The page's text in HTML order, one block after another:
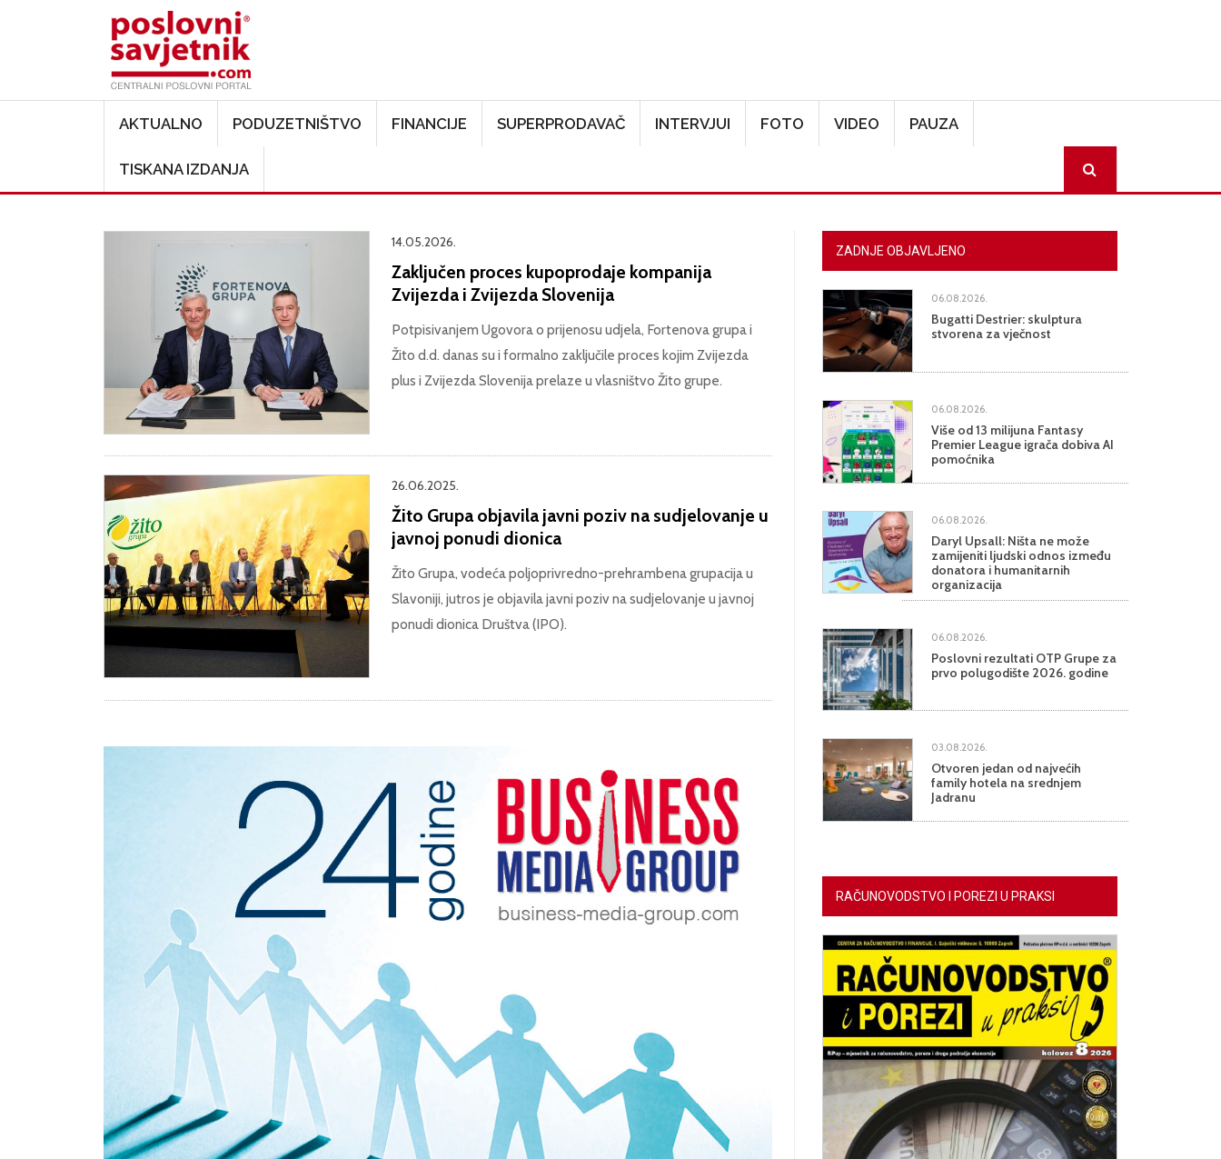
AKTUALNO PODUZETNIŠTVO FINANCIJE SUPERPRODAVAČ INTERVJUI FOTO VIDEO PAUZA
TISKANA IZDANJA
14.05.2026.
Zaključen proces kupoprodaje kompanija
Zvijezda i Zvijezda Slovenija
Potpisivanjem Ugovora o prijenosu udjela, Fortenova grupa i
Žito d.d. danas su i formalno zaključile proces kojim Zvijezda
plus i Zvijezda Slovenija prelaze u vlasništvo Žito grupe.
26.06.2025.
Žito Grupa objavila javni poziv na sudjelovanje u
javnoj ponudi dionica
Žito Grupa, vodeća poljoprivredno-prehrambena grupacija u
Slavoniji, jutros je objavila javni poziv na sudjelovanje u javnoj
ponudi dionica Društva (IPO).
ZADNJE OBJAVLJENO
06.08.2026.
Bugatti Destrier: skulptura
stvorena za vječnost
06.08.2026.
Više od 13 milijuna Fantasy
Premier League igrača dobiva AI
pomoćnika
06.08.2026.
Daryl Upsall: Ništa ne može
zamijeniti ljudski odnos između
donatora i humanitarnih
organizacija
06.08.2026.
Poslovni rezultati OTP Grupe za
prvo polugodište 2026. godine
03.08.2026.
Otvoren jedan od najvećih
family hotela na srednjem
Jadranu
RAČUNOVODSTVO I POREZI U PRAKSI